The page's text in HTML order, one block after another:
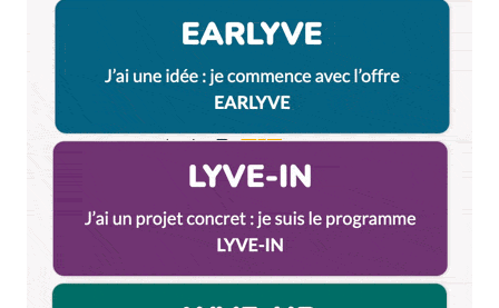
Répondre
@sylvaineblanchon
gastronomie, gastronomie, gastronomie de lyon
sylvaine
Répondre
6 septembre 2018 à 15 h 23 min